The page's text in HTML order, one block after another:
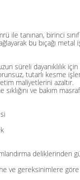
ile tanınan, birinci
bu bıçağı
süreli dayanıklılık
tutarlı kesme
maliyetlerini azaltır.
ve bakım
deliklerinden
ve gereksinimlere göre